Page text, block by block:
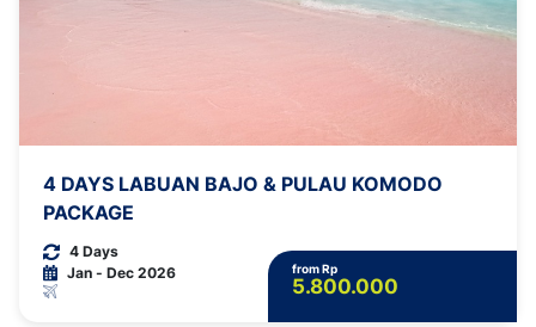
4 DAYS LABUAN BAJO & PULAU KOMODO
PACKAGE
4 Days
Jan - Dec 2026
from Rp
5.800.000